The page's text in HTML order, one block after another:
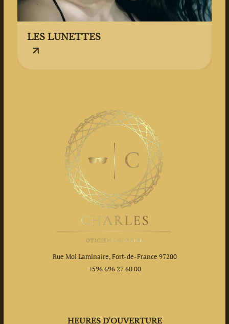
LES LUNETTES
Rue Moi Laminaire, Fort-de-France 97200
+596 696 27 60 00
HEURES D'OUVERTURE